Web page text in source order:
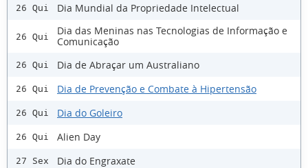
26 Qui Dia Mundial da Propriedade Intelectual
26 Qui
Dia das Meninas nas Tecnologias de Informação e
Comunicação
26 Qui Dia de Abraçar um Australiano
26 Qui Dia de Prevenção e Combate à Hipertensão
26 Qui Dia do Goleiro
26 Qui Alien Day
27 Sex Dia do Engraxate